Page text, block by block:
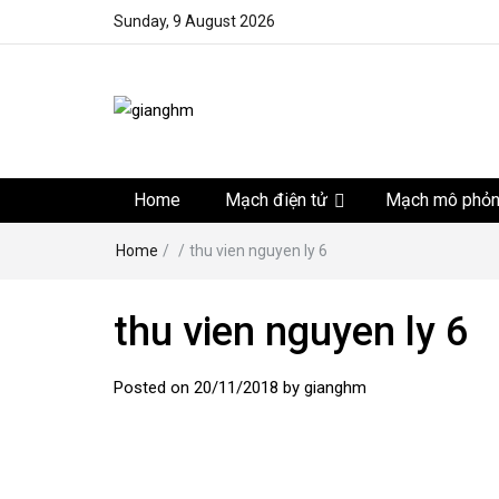
Sunday, 9 August 2026
Home Mạch điện tử Mạch mô
Home / / thu vien nguyen ly 6
thu vien nguyen ly 6
Posted on 20/11/2018 by gianghm